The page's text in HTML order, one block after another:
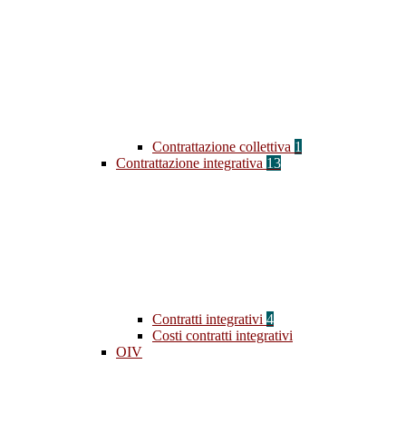
Contrattazione collettiva 1
Contrattazione integrativa 13
Contratti integrativi 4
Costi contratti integrativi
OIV